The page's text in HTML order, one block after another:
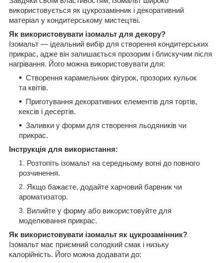
використовується як цукрозамінник і декоративний
матеріал у кондитерському мистецтві.
Як використовувати ізомальт для декору?
Ізомальт — ідеальний вибір для створення кондитерських
прикрас, адже він залишається прозорим і блискучим після
нагрівання. Його можна використовувати для:
Створення карамельних фігурок, прозорих кульок
та квітів.
Приготування декоративних елементів для тортів,
кексів і десертів.
Заливки у форми для створення льодяників чи
прикрас.
Інструкція для використання:
Розтопіть ізомальт на середньому вогні до повного
розчинення.
Якщо бажаєте, додайте харчовий барвник чи
ароматизатор.
Вилийте у форму або використовуйте для
моделювання прикрас.
Як використовувати ізомальт як цукрозамінник?
Ізомальт має приємний солодкий смак і низьку
калорійність. Його можна додавати до: